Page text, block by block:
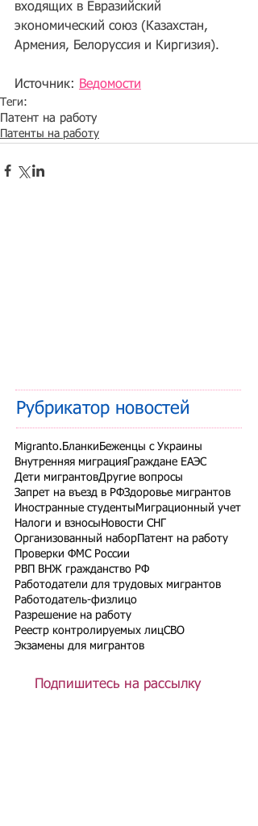
входящих в Евразийский
экономический союз (Казахстан,
Армения, Белоруссия и Киргизия).
Источник: Ведомости
Теги:
Патент на работу
Патенты на работу
Рубрикатор новостей
Migranto.Бланки Беженцы с Украины
Внутренняя миграция Граждане ЕАЭС
Дети мигрантовДругие вопросы
Запрет на въезд в РФЗдоровье мигрантов
Иностранные студенты Миграционный учет
Налоги и взносы Новости СНГ
Организованный набор Патент на работу
Проверки ФМС России
РВП ВНЖ гражданство РФ
Работодатели для трудовых мигрантов
Работодатель-физлицо
Разрешение на работу
Реестр контролируемых лицСВО
Экзамены для мигрантов
Подпишитесь на рассылку